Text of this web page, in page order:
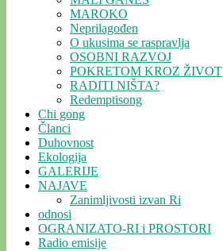
MAROKO
Neprilagođen
O ukusima se raspravlja
OSOBNI RAZVOJ
POKRETOM KROZ ŽIVOT
RADITI NIŠTA?
Redemptisong
Chi gong
Članci
Duhovnost
Ekologija
GALERIJE
NAJAVE
Zanimljivosti izvan Ri
odnosi
OGRANIZATO-RI i PROSTORI
Radio emisije